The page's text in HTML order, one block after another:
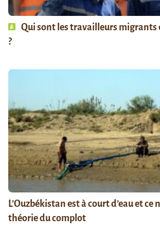
Qui sont les travailleurs migrants
?
L’Ouzbékistan est à court d’eau et ce
théorie du complot